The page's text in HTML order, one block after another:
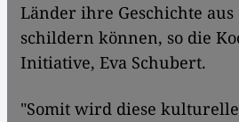
Länder ihre Geschichte
schildern können, so die
Initiative, Eva Schubert.
"Somit wird diese